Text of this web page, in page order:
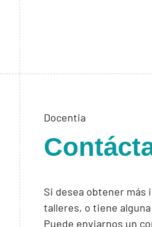
Docentia
Si desea obtener más
talleres, o tiene
Puede enviarnos un